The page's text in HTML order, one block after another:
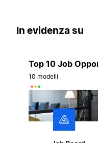
In evidenza su
Top 10 Job
10 modelli